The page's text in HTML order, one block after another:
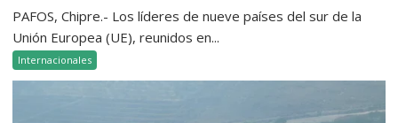
PAFOS, Chipre.- Los líderes de nueve países del sur de la
Unión Europea (UE), reunidos en...
Internacionales